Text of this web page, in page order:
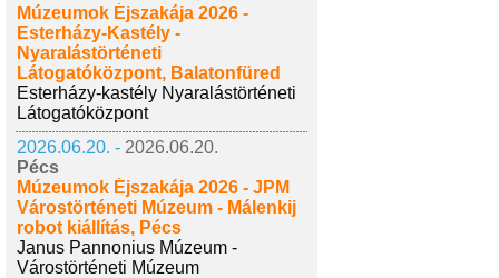
Múzeumok Éjszakája 2026 -
Esterházy-Kastély -
Nyaralástörténeti
Látogatóközpont, Balatonfüred
Esterházy-kastély Nyaralástörténeti
Látogatóközpont
2026.06.20. - 2026.06.20.
Pécs
Múzeumok Éjszakája 2026 - JPM
Várostörténeti Múzeum - Málenkij
robot kiállítás, Pécs
Janus Pannonius Múzeum -
Várostörténeti Múzeum